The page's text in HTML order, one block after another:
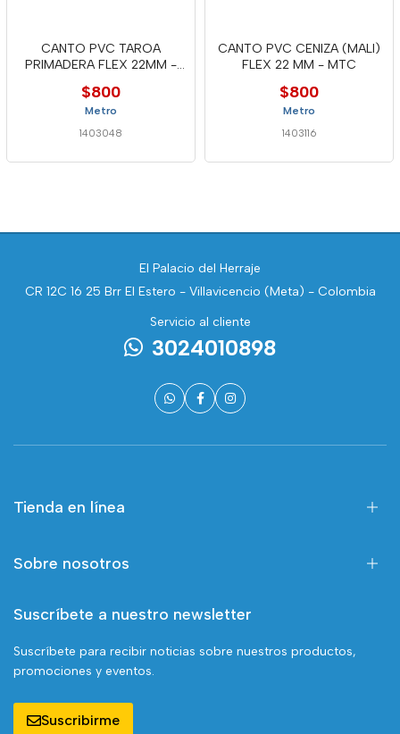
CANTO PVC TAROA
PRIMADERA FLEX 22MM -
$800
Metro
1403048
CANTO PVC CENIZA (MALI)
FLEX 22 MM - MTC
$800
Metro
1403116
El Palacio del Herraje
CR 12C 16 25 Brr El Estero - Villavicencio (Meta) - Colombia
Servicio al cliente
3024010898
Tienda en línea
Sobre nosotros
Suscríbete a nuestro newsletter
Suscríbete para recibir noticias sobre nuestros productos,
promociones y eventos.
Suscribirme